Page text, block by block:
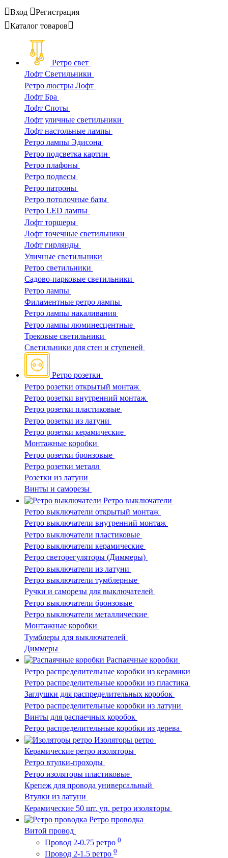
Вход
Регистрация
Каталог товаров
Ретро свет
Лофт Светильники
Ретро люстры Лофт
Лофт Бра
Лофт Споты
Лофт уличные светильники
Лофт настольные лампы
Ретро лампы Эдисона
Ретро подсветка картин
Ретро плафоны
Ретро подвесы
Ретро патроны
Ретро потолочные базы
Ретро LED лампы
Лофт торшеры
Лофт точечные светильники
Лофт гирлянды
Уличные светильники
Ретро светильники
Садово-парковые светильники
Ретро лампы
Филаментные ретро лампы
Ретро лампы накаливания
Ретро лампы люминесцентные
Трековые светильники
Светильники для стен и ступеней
Ретро розетки
Ретро розетки открытый монтаж
Ретро розетки внутренний монтаж
Ретро розетки пластиковые
Ретро розетки из латуни
Ретро розетки керамические
Монтажные коробки
Ретро розетки бронзовые
Ретро розетки металл
Розетки из латуни
Винты и саморезы
Ретро выключатели
Ретро выключатели открытый монтаж
Ретро выключатели внутренний монтаж
Ретро выключатели пластиковые
Ретро выключатели керамические
Ретро светорегуляторы (Диммеры)
Ретро выключатели из латуни
Ретро выключатели тумблерные
Ручки и саморезы для выключателей
Ретро выключатели бронзовые
Ретро выключатели металлические
Монтажные коробки
Тумблеры для выключателей
Диммеры
Распаячные коробки
Ретро распределительные коробки из керамики
Ретро распределительные коробки из пластика
Заглушки для распределительных коробок
Ретро распределительные коробки из латуни
Винты для распаечных коробок
Ретро распределительные коробки из дерева
Изоляторы ретро
Керамические ретро изоляторы
Ретро втулки-проходы
Ретро изоляторы пластиковые
Крепеж для провода универсальный
Втулки из латуни
Керамические 50 шт. уп. ретро изоляторы
Ретро проводка
Витой провод
Провод 2-0.75 ретро 0
Провод 2-1.5 ретро 0